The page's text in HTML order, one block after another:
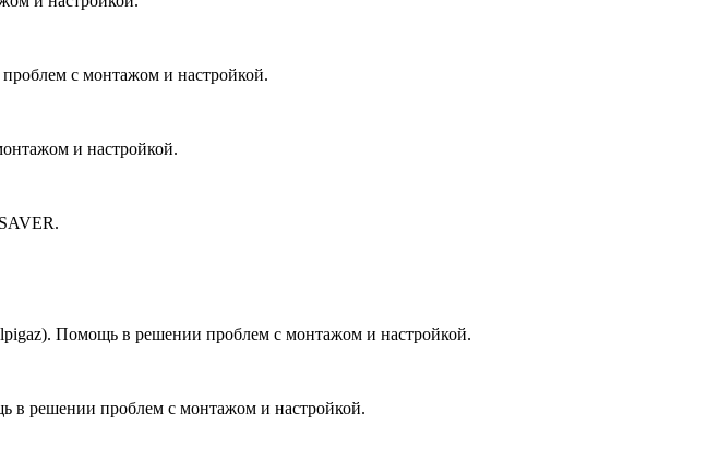
с монтажом и настройкой.
и настройкой.
Помощь в решении проблем с монтажом и настройкой.
в решении проблем с монтажом и настройкой.